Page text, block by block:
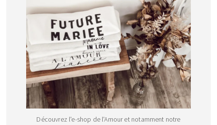
Découvrez l'e-shop de l'Amour et notamment notre